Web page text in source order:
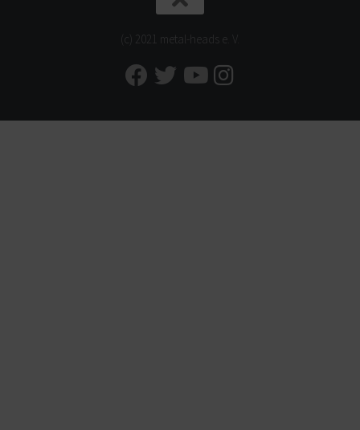
(c) 2021 metal-heads e. V.